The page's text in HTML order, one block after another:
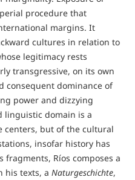
procedure that
margins. It
cultures in relation to
legitimacy rests
transgressive, on its own
consequent dominance of
power and dizzying
linguistic domain is a
centers, but of the cultural
insofar history has
Ríos composes a
his texts, a Naturgeschichte,